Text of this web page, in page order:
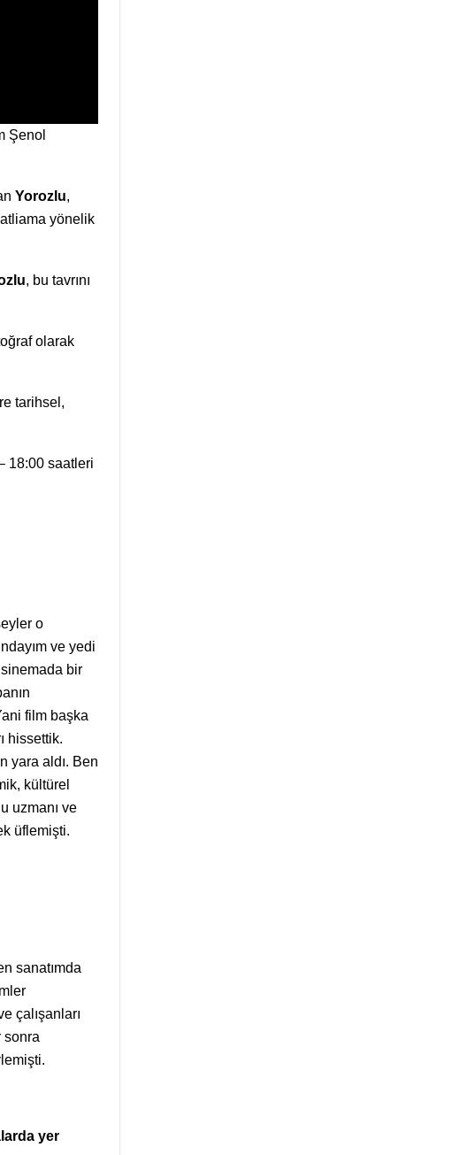
Şenol
Yorozlu,
yönelik
, bu tavrını
olarak
tarihsel,
18:00 saatleri
o
ve yedi
bir
film başka
hissettik.
yara aldı. Ben
kültürel
uzmanı ve
üflemişti.
sanatımda
çalışanları
sonra
yer